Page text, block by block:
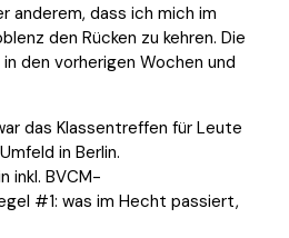
anderem, dass ich mich im
den Rücken zu kehren. Die
den vorherigen Wochen und
das Klassentreffen für Leute
in Berlin.
inkl. BVCM-
#1: was im Hecht passiert,